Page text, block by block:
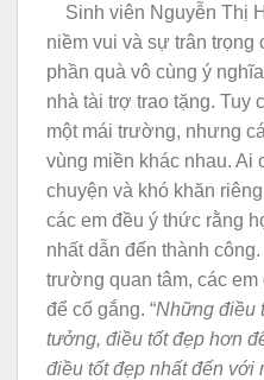
Sinh viên Nguyễn Thị
niềm vui và sự trân trọng
phần quà vô cùng ý
nhà tài trợ trao tặng. Tuy
một mái trường, nhưng
vùng miền khác nhau. Ai
chuyện và khó khăn
các em đều ý thức rằng
nhất dẫn đến thành
trường quan tâm, các
để cố gắng. “Những điều
tưởng, điều tốt đẹp hơn
điều tốt đẹp nhất đến với